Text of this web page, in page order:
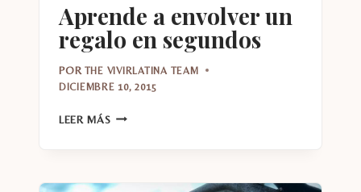
Aprende a envolver un
regalo en segundos
POR THE VIVIRLATINA TEAM
DICIEMBRE 10, 2015
LEER MÁS APRENDE
REGALO